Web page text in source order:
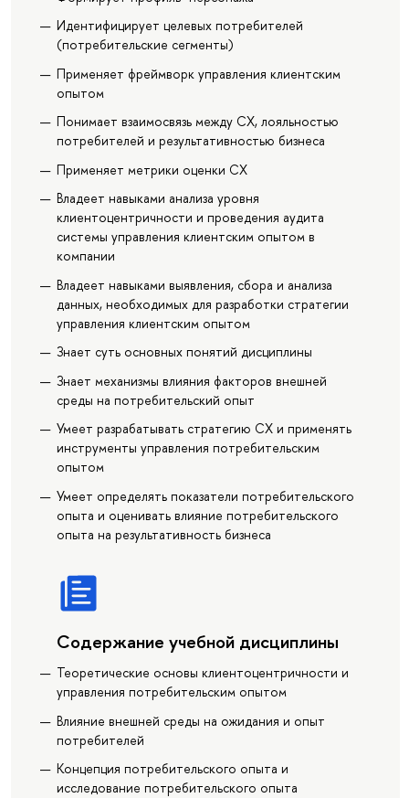
Идентифицирует целевых потребителей
(потребительские сегменты)
Применяет фреймворк управления клиентским
опытом
Понимает взаимосвязь между СХ, лояльностью
потребителей и результативностью бизнеса
Применяет метрики оценки СХ
Владеет навыками анализа уровня
клиентоцентричности и проведения аудита
системы управления клиентским опытом в
компании
Владеет навыками выявления, сбора и анализа
данных, необходимых для разработки стратегии
управления клиентским опытом
Знает суть основных понятий дисциплины
Знает механизмы влияния факторов внешней
среды на потребительский опыт
Умеет разрабатывать стратегию СХ и применять
инструменты управления потребительским
опытом
Умеет определять показатели потребительского
опыта и оценивать влияние потребительского
опыта на результативность бизнеса
Содержание учебной дисциплины
Теоретические основы клиентоцентричности и
управления потребительским опытом
Влияние внешней среды на ожидания и опыт
потребителей
Концепция потребительского опыта и
исследование потребительского опыта